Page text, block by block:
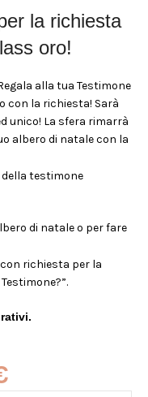
la richiesta
oro!
alla tua Testimone
con la richiesta! Sarà
unico! La sfera rimarrà
albero di natale con la
della testimone
di natale o per fare
richiesta per la